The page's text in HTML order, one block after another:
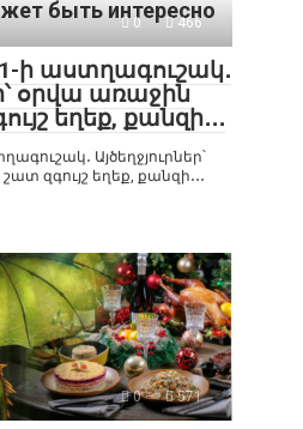
быть интересно
0 466
ի աստղագուշակ․
օրվա առաջին
եղեք, քանզի․․․
Այծեղջյուրներ՝
զգույշ եղեք, քանզի․․․
0 571